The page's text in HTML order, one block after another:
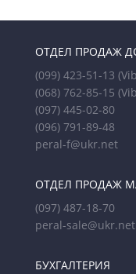
ОТДЕЛ ПРОДАЖ
(099) 423-51-13
(068) 762-85-15
(097) 445-02-80
(096) 791-89-48
peral-f@ukr.net
ОТДЕЛ ПРОДАЖ
(097) 487-18-70
peral-sale@ukr.net
БУХГАЛТЕРИЯ